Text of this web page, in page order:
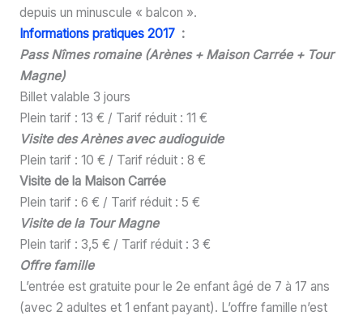
depuis un minuscule « balcon ».
Informations pratiques 2017:
Pass Nîmes romaine (Arènes + Maison Carrée + Tour
Magne)
Billet valable 3 jours
Plein tarif : 13 € / Tarif réduit : 11 €
Visite des Arènes avec audioguide
Plein tarif : 10 € / Tarif réduit : 8 €
Visite de la Maison Carrée
Plein tarif : 6 € / Tarif réduit : 5 €
Visite de la Tour Magne
Plein tarif : 3,5 € / Tarif réduit : 3 €
Offre famille
L’entrée est gratuite pour le 2e enfant âgé de 7 à 17 ans
(avec 2 adultes et 1 enfant payant). L’offre famille n’est